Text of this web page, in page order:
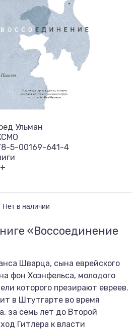
Ульман
5-00169-641-4
Нет в наличии
«Воссоединение
Шварца, сына еврейского
фон Хоэнфельса, молодого
которого презирают евреев.
в Штутгарте во время
за семь лет до Второй
Гитлера к власти